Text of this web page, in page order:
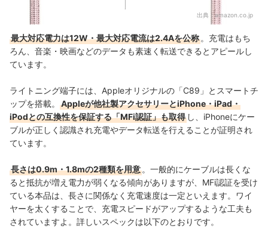
出典：amazon.co.jp
最大対応電力は12W・最大対応電流は2.4Aを公称 。充電はもち
ろん、音楽・映画などのデータも素速く転送できるとアピールし
ています。
ライトニング端子には、Appleオリジナルの「C89」とスマートチ
ップを搭載。
Appleが他社製アクセサリーとiPhone・iPad・
iPodとの互換性を保証する「MFi認証」も取得 し、iPhoneにケー
ブルが正しく認識され充電やデータ転送を行えることが証明され
ています。
長さは0.9m・1.8mの2種類を用意 。一般的にケーブルは長くな
ると抵抗が増え電力が弱くなる傾向がありますが、MFi認証を受け
ている本品は、長さに関係なく充電速度は一定といえます。ワイ
ヤーを太くすることで、充電スピードがアップするような工夫も
されていますよ。詳しいスペックは以下のとおりです。